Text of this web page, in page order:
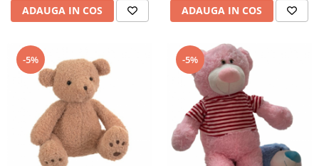
ADAUGA IN COS ADAUGA IN COS
-5% -5%